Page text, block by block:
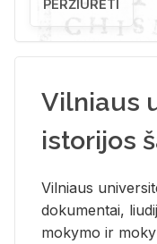
PERŽIŪRĖTI
Vilniaus
istorijos
Vil­niaus
do­ku­men­tai,
mo­ky­mo ir